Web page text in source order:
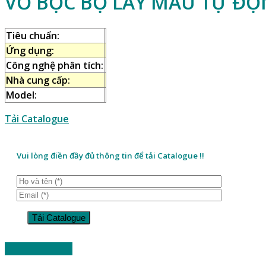
Tiêu chuẩn:
Ứng dụng:
Công nghệ phân tích:
Nhà cung cấp:
Model:
Tải Catalogue
Vui lòng điền đầy đủ thông tin để tải Catalogue !!